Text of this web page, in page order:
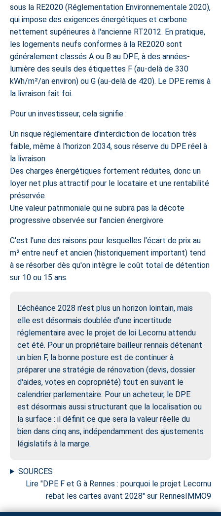
sous la RE2020 (Réglementation Environnementale 2020),
qui impose des exigences énergétiques et carbone
nettement supérieures à l'ancienne RT2012. En pratique,
les logements neufs conformes à la RE2020 sont
généralement classés A ou B au DPE, à des années-
lumière des seuils des étiquettes F (au-delà de 330
kWh/m²/an environ) ou G (au-delà de 420). Le DPE remis à
la livraison fait foi.
Pour un investisseur, cela signifie :
Un risque réglementaire d'interdiction de location très
faible, même à l'horizon 2034, sous réserve du DPE réel à
la livraison
Des charges énergétiques fortement réduites, donc un
loyer net plus attractif pour le locataire et une rentabilité
préservée
Une valeur patrimoniale qui ne subira pas la décote
progressive observée sur l'ancien énergivore
C'est l'une des raisons pour lesquelles l'écart de prix au
m² entre neuf et ancien (historiquement important) tend
à se résorber dès qu'on intègre le coût total de détention
sur 10 ou 15 ans.
L'échéance 2028 n'est plus un horizon lointain, mais
elle est désormais doublée d'une incertitude
réglementaire avec le projet de loi Lecornu attendu
cet été. Pour un propriétaire bailleur rennais détenant
un bien F, la bonne posture est de continuer à
préparer une stratégie de rénovation (devis, dossier
d'aides, votes en copropriété) tout en suivant le
calendrier parlementaire. Pour un acheteur, le DPE
est désormais aussi structurant que la localisation ou
la surface : il définit ce que sera la valeur réelle du
bien dans cinq ans, indépendamment des ajustements
législatifs à la marge.
SOURCES
Lire "DPE F et G à Rennes : pourquoi le projet Lecornu
rebat les cartes avant 2028" sur RennesIMMO9